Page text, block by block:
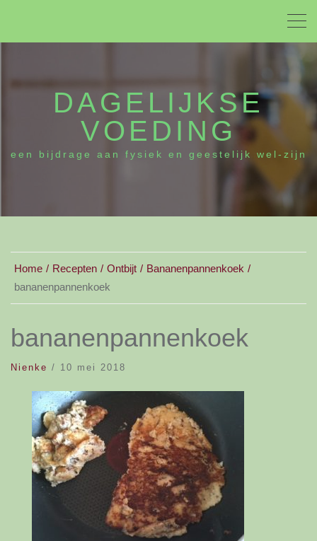
DAGELIJKSE
VOEDING
een bijdrage aan fysiek en geestelijk wel-zijn
Home Recepten Ontbijt
Bananenpannenkoek
bananenpannenkoek
bananenpannenkoek
Nienke / 10 mei 2018